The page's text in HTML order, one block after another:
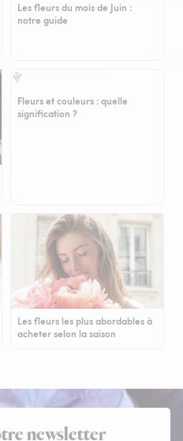
Les fleurs du mois de Juin :
notre guide
Fleurs et couleurs : quelle
signification ?
Les fleurs les plus abordables à
acheter selon la saison
newsletter